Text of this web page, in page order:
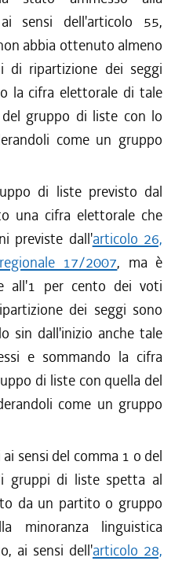
sensi dell'articolo 55,
abbia ottenuto almeno
di ripartizione dei seggi
la cifra elettorale di tale
gruppo di liste con lo
come un gruppo
di liste previsto dal
una cifra elettorale che
previste dall'articolo 26,
17/2007, ma è
all'1 per cento dei voti
dei seggi sono
sin dall'inizio anche tale
e sommando la cifra
di liste con quella del
come un gruppo
sensi del comma 1 o del
gruppi di liste spetta al
da un partito o gruppo
minoranza linguistica
ai sensi dell'articolo 28,